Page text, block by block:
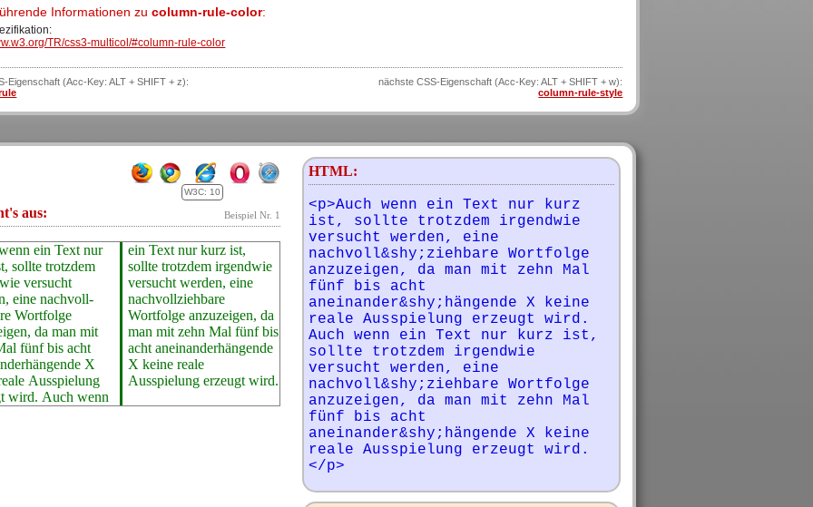
Informationen zucolumn-rule-color:
TR/css3-multicol/#column-rule-color
Eigenschaft (Acc-Key: ALT + SHIFT + z):
nächste CSS-Eigenschaft (Acc-Key: ALT + SHIFT + w):
column-rule-style
HTML:
<p>Auch wenn ein Text nur kurz
ist, sollte trotzdem irgendwie
versucht werden, eine
nachvoll&shy;ziehbare Wortfolge
anzuzeigen, da man mit zehn Mal
fünf bis acht
aneinander&shy;hängende X keine
reale Ausspielung erzeugt wird.
Auch wenn ein Text nur kurz ist,
sollte trotzdem irgendwie
versucht werden, eine
nachvoll&shy;ziehbare Wortfolge
anzuzeigen, da man mit zehn Mal
fünf bis acht
aneinander&shy;hängende X keine
reale Ausspielung erzeugt wird.
</p>
W3C: 10
Beispiel Nr. 1
aus:
ein Text nur
sollte trotzdem
versucht
eine nachvoll­
Wortfolge
da man mit
fünf bis acht
X
Ausspielung
wird. Auch wenn
nur kurz ist,
irgendwie
werden, eine
anzuzeigen, da
zehn Mal fünf bis
reale
Ausspielung erzeugt wird.